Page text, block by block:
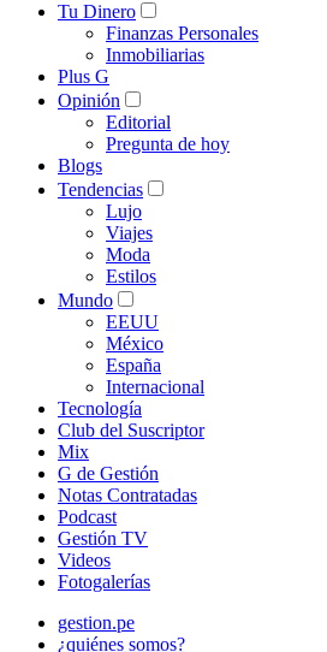
Tu Dinero
Finanzas Personales
Inmobiliarias
Plus G
Opinión
Editorial
Pregunta de hoy
Blogs
Tendencias
Lujo
Viajes
Moda
Estilos
Mundo
EEUU
México
España
Internacional
Tecnología
Club del Suscriptor
Mix
G de Gestión
Notas Contratadas
Podcast
Gestión TV
Videos
Fotogalerías
gestion.pe
¿quiénes somos?